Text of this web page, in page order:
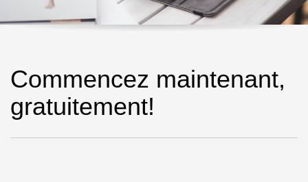
Commencez maintenant,
gratuitement!